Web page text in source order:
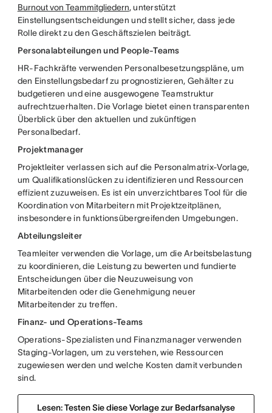
Burnout von Teammitgliedern, unterstützt
Einstellungsentscheidungen und stellt sicher, dass jede
Rolle direkt zu den Geschäftszielen beiträgt.
Personalabteilungen und People-Teams
HR-Fachkräfte verwenden Personalbesetzungspläne, um
den Einstellungsbedarf zu prognostizieren, Gehälter zu
budgetieren und eine ausgewogene Teamstruktur
aufrechtzuerhalten. Die Vorlage bietet einen transparenten
Überblick über den aktuellen und zukünftigen
Personalbedarf.
Projektmanager
Projektleiter verlassen sich auf die Personalmatrix-Vorlage,
um Qualifikationslücken zu identifizieren und Ressourcen
effizient zuzuweisen. Es ist ein unverzichtbares Tool für die
Koordination von Mitarbeitern mit Projektzeitplänen,
insbesondere in funktionsübergreifenden Umgebungen.
Abteilungsleiter
Teamleiter verwenden die Vorlage, um die Arbeitsbelastung
zu koordinieren, die Leistung zu bewerten und fundierte
Entscheidungen über die Neuzuweisung von
Mitarbeitenden oder die Genehmigung neuer
Mitarbeitender zu treffen.
Finanz- und Operations-Teams
Operations-Spezialisten und Finanzmanager verwenden
Staging-Vorlagen, um zu verstehen, wie Ressourcen
zugewiesen werden und welche Kosten damit verbunden
sind.
Lesen: Testen Sie diese Vorlage zur Bedarfsanalyse